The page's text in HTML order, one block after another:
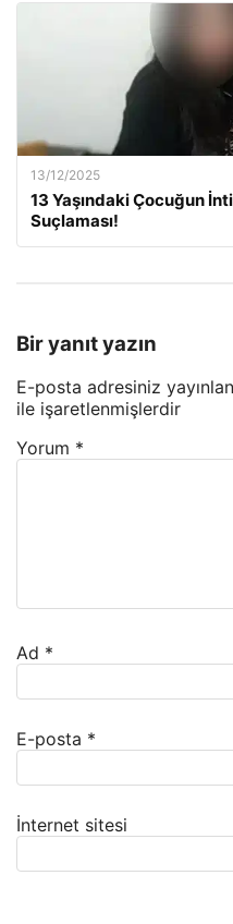
13/12/2025
13 Yaşındaki Çocuğun
Suçlaması!
Bir yanıt yazın
E-posta adresiniz
ile işaretlenmişlerdir
Yorum *
Ad *
E-posta *
İnternet sitesi